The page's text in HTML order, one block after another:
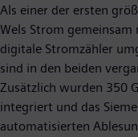
Als einer der ersten
Wels Strom gemeinsam
digitale Stromzähler
sind in den beiden
Zusätzlich wurden 350
integriert und das
automatisierten